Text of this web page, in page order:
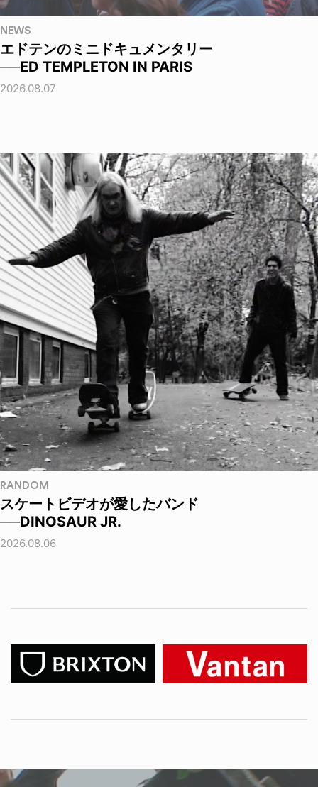
NEWS
エドテンのミニドキュメンタリー
──ED TEMPLETON IN PARIS
2026.08.07
RANDOM
スケートビデオが愛したバンド
──DINOSAUR JR.
2026.08.06